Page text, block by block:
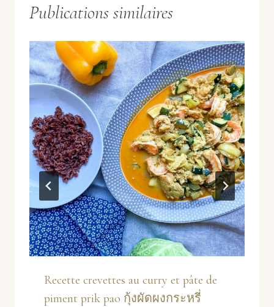
Publications similaires
Recette crevettes au curry et pâte de
piment prik pao กุ้งผัดผงกระหรี่